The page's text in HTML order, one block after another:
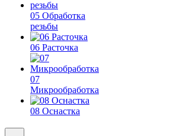
05 Обработка
резьбы
06 Расточка
07
Микрообработка
08 Оснастка